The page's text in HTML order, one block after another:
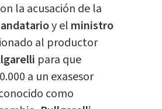
la acusación de la
y el ministro
al productor
para que
a un exasesor
como